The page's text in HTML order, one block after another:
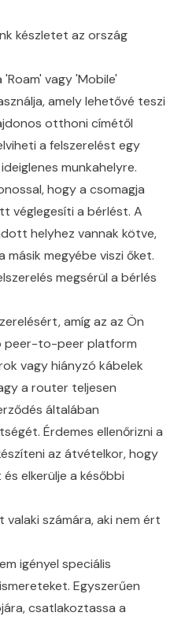
készletet az ország
vagy 'Mobile'
amely lehetővé teszi
otthoni címétől
a felszerelést egy
munkahelyre.
hogy a csomagja
véglegesíti a bérlést. A
helyhez vannak kötve,
másik megyébe viszi őket.
megsérül a bérlés
amíg az az Ön
peer-to-peer platform
vagy hiányzó kábelek
a router teljesen
általában
Érdemes ellenőrizni a
az átvételkor, hogy
elkerülje a későbbi
számára, aki nem ért
igényel speciális
Egyszerűen
csatlakoztassa a